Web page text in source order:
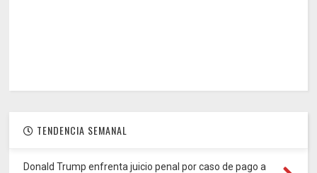
TENDENCIA SEMANAL
Donald Trump enfrenta juicio penal por caso de pago a